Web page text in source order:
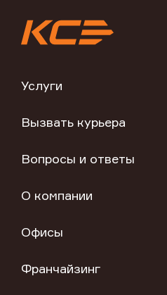
Услуги
Вызвать курьера
Вопросы и ответы
О компании
Офисы
Франчайзинг